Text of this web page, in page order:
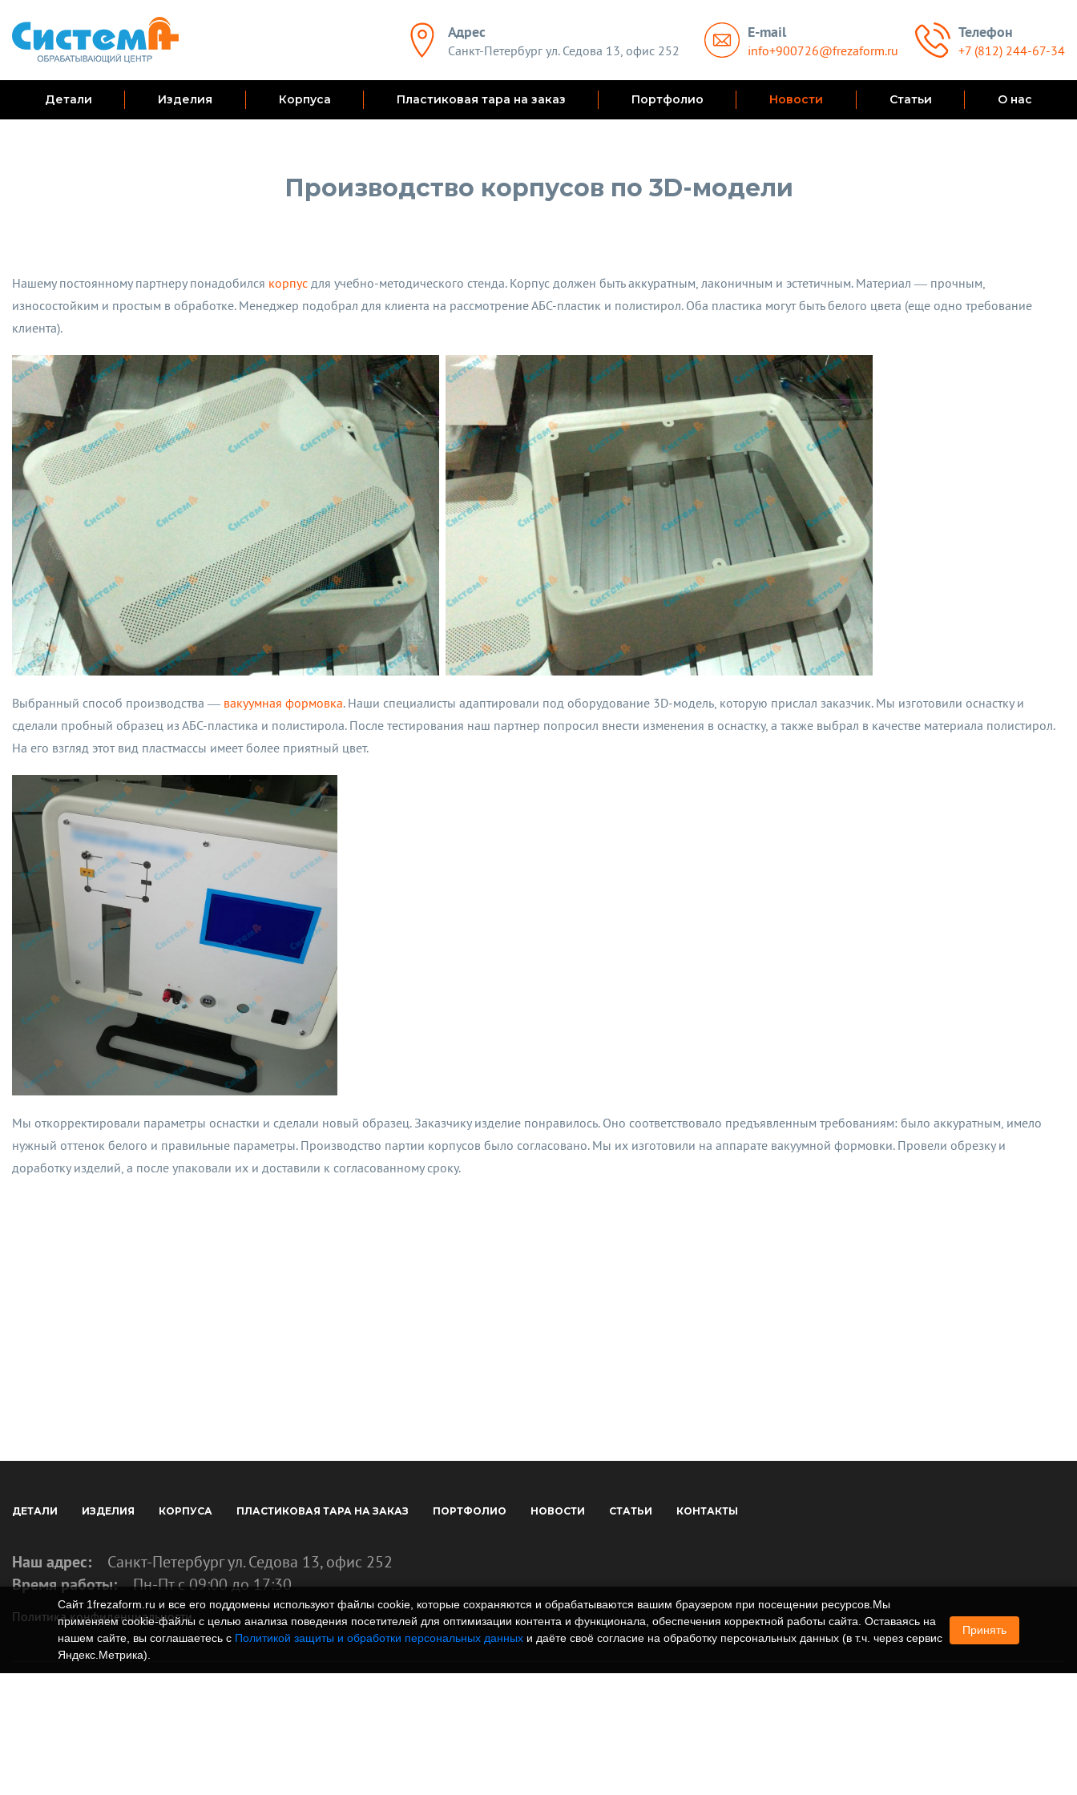
Адрес
Санкт-Петербург ул. Седова 13, офис 252
E-mail
info+900726@frezaform.ru
Телефон
+7 (812) 244-67-34
Детали Изделия Корпуса Пластиковая тара на заказ Портфолио Новости Статьи О нас
Производство корпусов по 3D-модели
Нашему постоянному партнеру понадобился корпус для учебно-методического стенда. Корпус должен быть аккуратным, лаконичным и эстетичным. Материал — прочным,
износостойким и простым в обработке. Менеджер подобрал для клиента на рассмотрение АБС-пластик и полистирол. Оба пластика могут быть белого цвета (еще одно требование
клиента).
Выбранный способ производства — вакуумная формовка. Наши специалисты адаптировали под оборудование 3D-модель, которую прислал заказчик. Мы изготовили оснастку и
сделали пробный образец из АБС-пластика и полистирола. После тестирования наш партнер попросил внести изменения в оснастку, а также выбрал в качестве материала полистирол.
На его взгляд этот вид пластмассы имеет более приятный цвет.
Мы откорректировали параметры оснастки и сделали новый образец. Заказчику изделие понравилось. Оно соответствовало предъявленным требованиям: было аккуратным, имело
нужный оттенок белого и правильные параметры. Производство партии корпусов было согласовано. Мы их изготовили на аппарате вакуумной формовки. Провели обрезку и
доработку изделий, а после упаковали их и доставили к согласованному сроку.
ДЕТАЛИ ИЗДЕЛИЯ КОРПУСА ПЛАСТИКОВАЯ ТАРА НА ЗАКАЗ ПОРТФОЛИО НОВОСТИ СТАТЬИ КОНТАКТЫ
Наш адрес:
Санкт-Петербург ул. Седова 13, офис 252
Время работы: Пн-Пт с 09:00 до 17:30
Политика конфиденциальности
Сайт 1frezaform.ru и все его поддомены используют файлы cookie, которые сохраняются и обрабатываются вашим браузером при посещении ресурсов.Мы
применяем cookie‑файлы с целью анализа поведения посетителей для оптимизации контента и функционала, обеспечения корректной работы сайта. Оставаясь на
нашем сайте, вы соглашаетесь с Политикой защиты и обработки персональных данных и даёте своё согласие на обработку персональных данных (в т.ч. через сервис
Яндекс.Метрика).
Принять